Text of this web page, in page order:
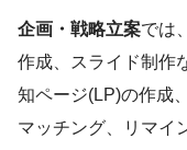
企画・戦略立案では
作成、スライド制作
知ページ(LP)の作成
マッチング、リマイ